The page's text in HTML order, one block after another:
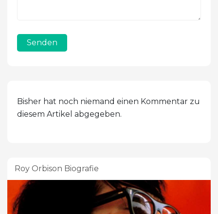
Senden
Bisher hat noch niemand einen Kommentar zu
diesem Artikel abgegeben.
Roy Orbison Biografie